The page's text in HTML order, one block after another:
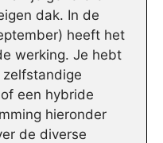
dak. In de
heeft het
werking. Je hebt
een hybride
hieronder
de diverse